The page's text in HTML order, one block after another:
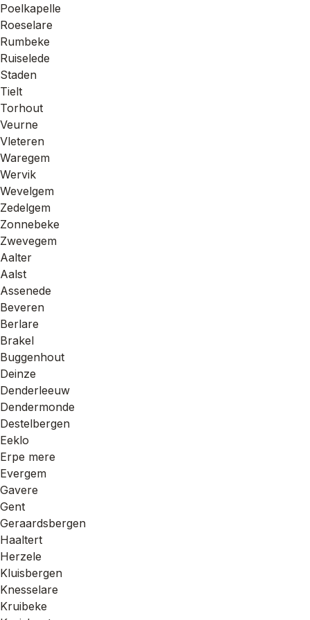
Poelkapelle
Roeselare
Rumbeke
Ruiselede
Staden
Tielt
Torhout
Veurne
Vleteren
Waregem
Wervik
Wevelgem
Zedelgem
Zonnebeke
Zwevegem
Aalter
Aalst
Assenede
Beveren
Berlare
Brakel
Buggenhout
Deinze
Denderleeuw
Dendermonde
Destelbergen
Eeklo
Erpe mere
Evergem
Gavere
Gent
Geraardsbergen
Haaltert
Herzele
Kluisbergen
Knesselare
Kruibeke